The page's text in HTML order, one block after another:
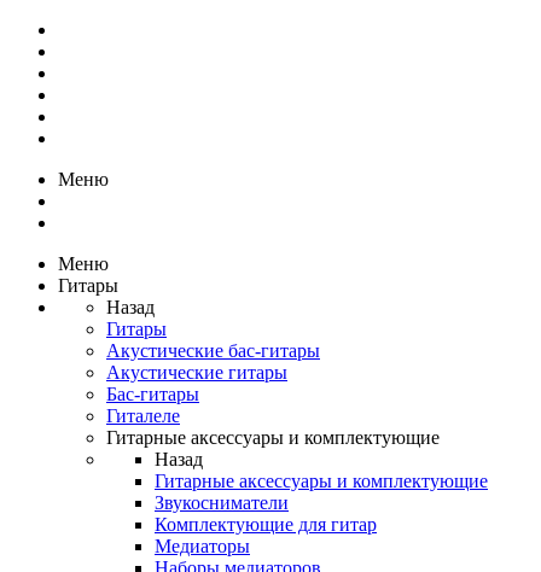
Меню
Меню
Гитары
Назад
Гитары
Акустические бас-гитары
Акустические гитары
Бас-гитары
Гиталеле
Гитарные аксессуары и комплектующие
Назад
Гитарные аксессуары и комплектующие
Звукосниматели
Комплектующие для гитар
Медиаторы
Наборы медиаторов